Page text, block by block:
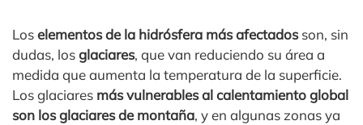
Loselementos de la hidrósfera más afectadosson, sin
dudas, losglaciares, que van reduciendo su área a
medida que aumenta la temperatura de la superficie.
Los glaciares más vulnerables al calentamiento global
son los glaciares de montaña, y en algunas zonas ya